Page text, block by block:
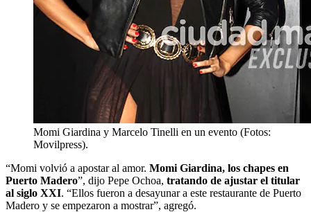
Momi Giardina y Marcelo Tinelli en un evento (Fotos:
Movilpress).
“Momi volvió a apostar al amor. Momi Giardina, los chapes en
Puerto Madero”, dijo Pepe Ochoa, tratando de ajustar el titular
al siglo XXI. “Ellos fueron a desayunar a este restaurante de Puerto
Madero y se empezaron a mostrar”, agregó.